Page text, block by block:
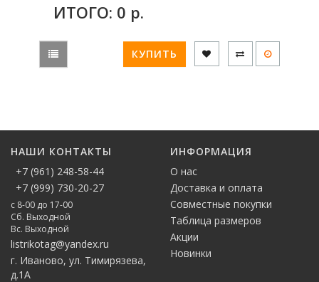
ИТОГО: 0 р.
КУПИТЬ
НАШИ КОНТАКТЫ
+7 (961) 248-58-44
+7 (999) 730-20-27
с 8-00 до 17-00
Сб. Выходной
Вс. Выходной
listrikotag@yandex.ru
г. Иваново, ул. Тимирязева,
д.1А
ИНФОРМАЦИЯ
О нас
Доставка и оплата
Совместные покупки
Таблица размеров
Акции
Новинки